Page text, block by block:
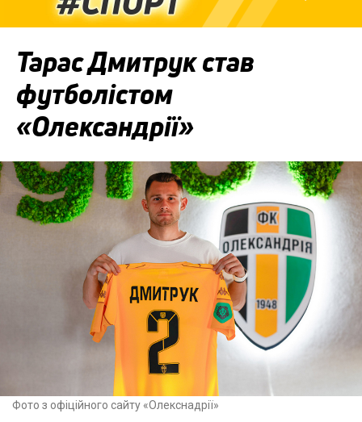
Тарас Дмитрук став
футболістом
«Олександрії»
Фото з офіційного сайту «Олекснадрії»